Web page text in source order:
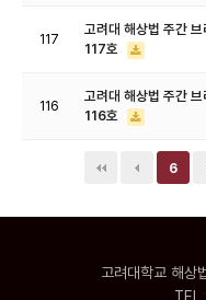
117
고려대 해상법 주간 브
117호
116
고려대 해상법 주간 브
116호
6
고려대학교 해상